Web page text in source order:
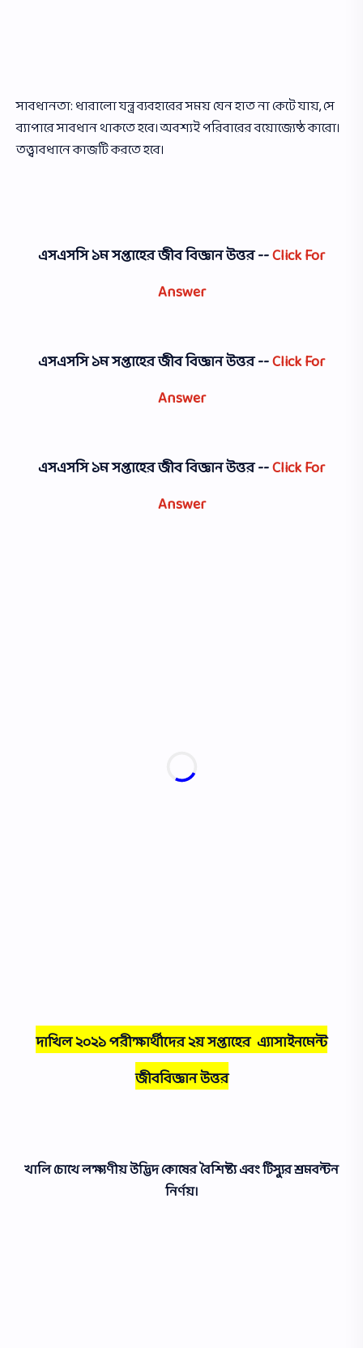
সাবধানতা: ধারালাে যন্ত্র ব্যবহারের সময় যেন হাত না কেটে যায়, সে
ব্যাপারে সাবধান থাকতে হবে। অবশ্যই পরিবারের বয়ােজ্যেষ্ঠ কারাে।
তত্ত্বাবধানে কাজটি করতে হবে।
এসএসসি ১ম সপ্তাহেরজীব বিজ্ঞান উত্তর --Click For
Answer
এসএসসি ১ম সপ্তাহেরজীব বিজ্ঞান উত্তর --Click For
Answer
এসএসসি ১ম সপ্তাহেরজীব বিজ্ঞান উত্তর --Click For
Answer
দাখিল ২০২১ পরীক্ষার্থীদের ২য় সপ্তাহের এ্যাসাইনমেন্ট
জীববিজ্ঞান উত্তর
খালি চোখে লক্ষ্যণীয় উদ্ভিদ কোষের বৈশিষ্ট্য এবং টিস্যুর শ্রমবন্টন
নির্ণয়।